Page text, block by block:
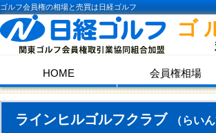
ゴルフ会員権の相場と売買は日経ゴルフ
ゴ
HOME 会員権相場
ラインヒルゴルフクラブ （らい